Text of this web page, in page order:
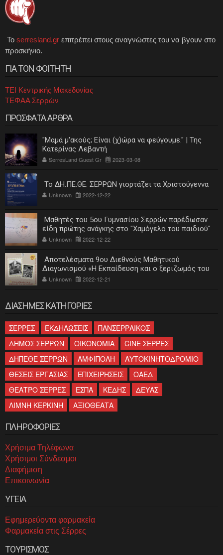
Το serresland.gr επιτρέπει στους αναγνώστες του να βγουν στο
προσκήνιο.
ΓΙΑ ΤΟΝ ΦΟΙΤΗΤΗ
ΤΕΙ Κεντρικής Μακεδονίας
ΤΕΦΑΑ Σερρών
ΠΡΟΣΦΑΤΑ ΑΡΘΡΑ
"Μαμά μ'ακούς; Είναι (χ)ώρα να φεύγουμε." | Της
Κατερίνας Λεβαντή
SerresLand Guest Gr 2023-03-08
Το ΔΗ.ΠΕ.ΘΕ. ΣΕΡΡΩΝ γιορτάζει τα Χριστούγεννα
Unknown 2022-12-22
Μαθητές του 5ου Γυμνασίου Σερρών παρέδωσαν
είδη πρώτης ανάγκης στο "Χαμόγελο του παιδιού"
Unknown 2022-12-22
Αποτελέσματα 9ου Διεθνούς Μαθητικού
Διαγωνισμού «Η Εκπαίδευση και ο ξεριζωμός του
ελληνισμού»
Unknown 2022-12-21
ΔΙΑΣΗΜΕΣ ΚΑΤΗΓΟΡΙΕΣ
ΣΕΡΡΕΣ ΕΚΔΗΛΩΣΕΙΣ
ΠΑΝΣΕΡΡΑΙΚΟΣ
ΔΗΜΟΣ ΣΕΡΡΩΝ
ΟΙΚΟΝΟΜΙΑ
CINE ΣΕΡΡΕΣ
ΔΗΠΕΘΕ ΣΕΡΡΩΝ
ΑΜΦΙΠΟΛΗ
ΑΥΤΟΚΙΝΗΤΟΔΡΟΜΙΟ
ΘΕΣΕΙΣ ΕΡΓΑΣΙΑΣ
ΕΠΙΧΕΙΡΗΣΕΙΣ
ΟΑΕΔ
ΘΕΑΤΡΟ ΣΕΡΡΕΣ
ΕΣΠΑ ΚΕΔΗΣ
ΔΕΥΑΣ
ΛΙΜΝΗ ΚΕΡΚΙΝΗ
ΑΞΙΟΘΕΑΤΑ
ΠΛΗΡΟΦΟΡΙΕΣ
Χρήσιμα Τηλέφωνα
Χρήσιμοι Σύνδεσμοι
Διαφήμιση
Επικοινωνία
ΥΓΕΙΑ
Εφημερεύοντα φαρμακεία
Φαρμακεία στις Σέρρες
ΤΟΥΡΙΣΜΟΣ